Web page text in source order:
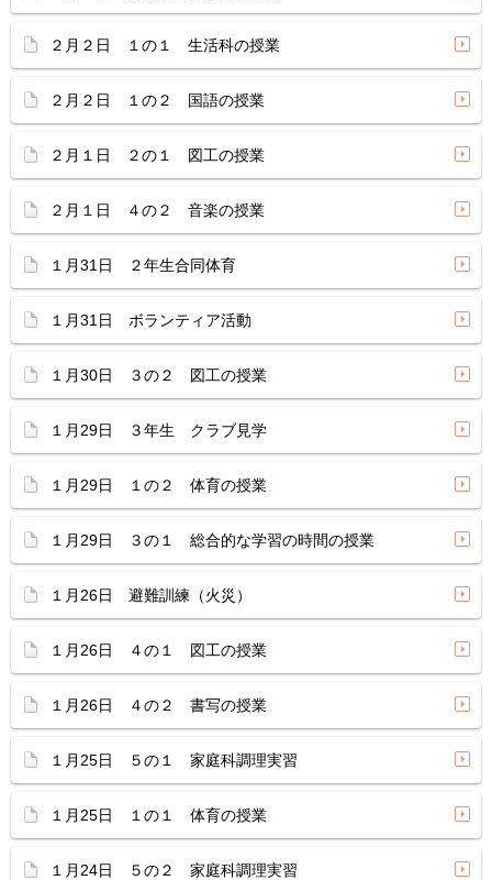
２月２日 １の１ 生活科の授業
２月２日 １の２ 国語の授業
２月１日 ２の１ 図工の授業
２月１日 ４の２ 音楽の授業
１月31日 ２年生合同体育
１月31日 ボランティア活動
１月30日 ３の２ 図工の授業
１月29日 ３年生 クラブ見学
１月29日 １の２ 体育の授業
１月29日 ３の１ 総合的な学習の時間の授業
１月26日 避難訓練（火災）
１月26日 ４の１ 図工の授業
１月26日 ４の２ 書写の授業
１月25日 ５の１ 家庭科調理実習
１月25日 １の１ 体育の授業
１月24日 ５の２ 家庭科調理実習